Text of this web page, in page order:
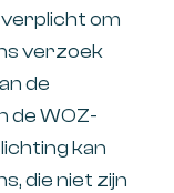
om
verzoek
de
de WOZ-
kan
die niet zijn